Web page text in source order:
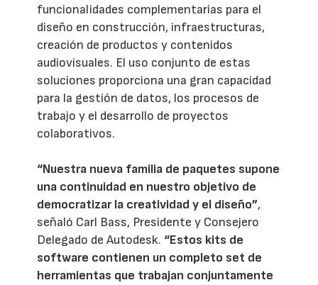
funcionalidades complementarias para el
diseño en construcción, infraestructuras,
creación de productos y contenidos
audiovisuales. El uso conjunto de estas
soluciones proporciona una gran capacidad
para la gestión de datos, los procesos de
trabajo y el desarrollo de proyectos
colaborativos.
“Nuestra nueva familia de paquetes supone
una continuidad en nuestro objetivo de
democratizar la creatividad y el diseño”,
señaló Carl Bass, Presidente y Consejero
Delegado de Autodesk. “Estos kits de
software contienen un completo set de
herramientas que trabajan conjuntamente